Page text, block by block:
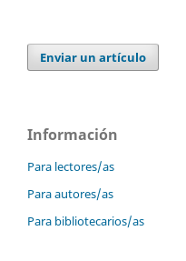
Enviar un artículo
Información
Para lectores/as
Para autores/as
Para bibliotecarios/as